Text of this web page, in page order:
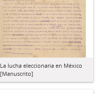
La lucha eleccionaria en México
[Manuscrito]